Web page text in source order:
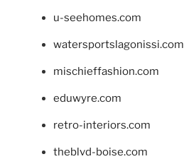
u-seehomes.com
watersportslagonissi.com
mischieffashion.com
eduwyre.com
retro-interiors.com
theblvd-boise.com